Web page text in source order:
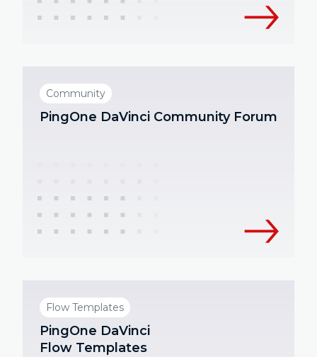
Community
PingOne DaVinci Community Forum
Flow Templates
PingOne DaVinci
Flow Templates